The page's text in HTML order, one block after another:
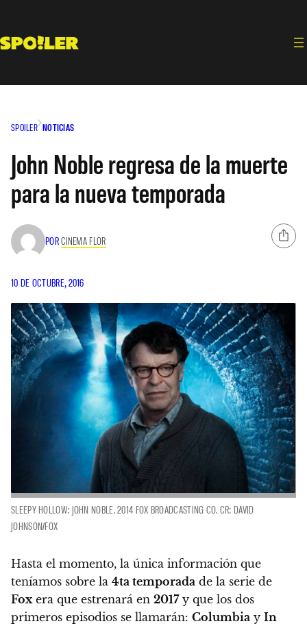
contenido
SPOILER NOTICIAS
John Noble regresa de la muerte
para la nueva temporada
PORCINEMA FLOR
10 DE OCTUBRE, 2016
SLEEPY HOLLOW: JOHN NOBLE. 2014 FOX BROADCASTING CO. CR: DAVID
JOHNSON/FOX
Hasta el momento, la única información que
teníamos sobre la 4ta temporada de la serie de
Foxera que estrenará en 2017y que los dos
primeros episodios se llamarán: Columbia y In